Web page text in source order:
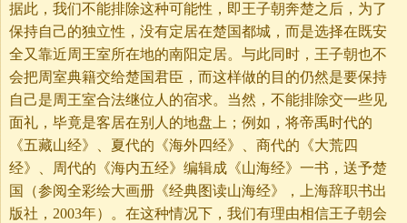
据此，我们不能排除这种可能性，即王子朝奔楚之后，为了
保持自己的独立性，没有定居在楚国都城，而是选择在既安
全又靠近周王室所在地的南阳定居。与此同时，王子朝也不
会把周室典籍交给楚国君臣，而这样做的目的仍然是要保持
自己是周王室合法继位人的宿求。当然，不能排除交一些见
面礼，毕竟是客居在别人的地盘上；例如，将帝禹时代的
《五藏山经》、夏代的《海外四经》、商代的《大荒四
经》、周代的《海内五经》编辑成《山海经》一书，送予楚
国（参阅全彩绘大画册《经典图读山海经》，上海辞职书出
版社，2003年）。在这种情况下，我们有理由相信王子朝会